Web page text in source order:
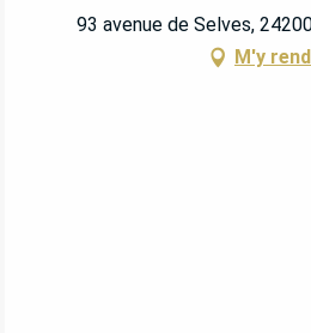
93 avenue de Selves,
M'y